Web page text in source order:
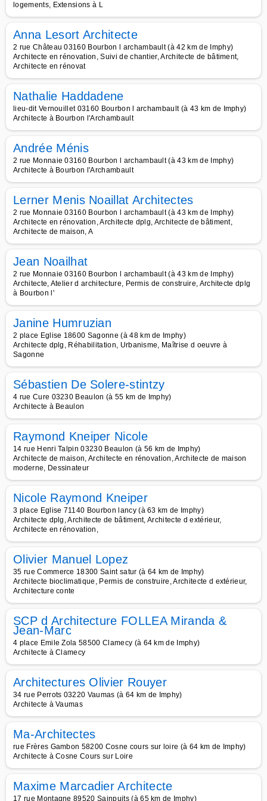
logements, Extensions à L
Anna Lesort Architecte
2 rue Château 03160 Bourbon l archambault (à 42 km de Imphy)
Architecte en rénovation, Suivi de chantier, Architecte de bâtiment,
Architecte en rénovat
Nathalie Haddadene
lieu-dit Vernouillet 03160 Bourbon l archambault (à 43 km de Imphy)
Architecte à Bourbon l'Archambault
Andrée Ménis
2 rue Monnaie 03160 Bourbon l archambault (à 43 km de Imphy)
Architecte à Bourbon l'Archambault
Lerner Menis Noaillat Architectes
2 rue Monnaie 03160 Bourbon l archambault (à 43 km de Imphy)
Architecte en rénovation, Architecte dplg, Architecte de bâtiment,
Architecte de maison, A
Jean Noailhat
2 rue Monnaie 03160 Bourbon l archambault (à 43 km de Imphy)
Architecte, Atelier d architecture, Permis de construire, Architecte dplg
à Bourbon l'
Janine Humruzian
2 place Eglise 18600 Sagonne (à 48 km de Imphy)
Architecte dplg, Réhabilitation, Urbanisme, Maîtrise d oeuvre à
Sagonne
Sébastien De Solere-stintzy
4 rue Cure 03230 Beaulon (à 55 km de Imphy)
Architecte à Beaulon
Raymond Kneiper Nicole
14 rue Henri Talpin 03230 Beaulon (à 56 km de Imphy)
Architecte de maison, Architecte en rénovation, Architecte de maison
moderne, Dessinateur
Nicole Raymond Kneiper
3 place Eglise 71140 Bourbon lancy (à 63 km de Imphy)
Architecte dplg, Architecte de bâtiment, Architecte d extérieur,
Architecte en rénovation,
Olivier Manuel Lopez
35 rue Commerce 18300 Saint satur (à 64 km de Imphy)
Architecte bioclimatique, Permis de construire, Architecte d extérieur,
Architecture conte
SCP d Architecture FOLLEA Miranda &
Jean-Marc
4 place Emile Zola 58500 Clamecy (à 64 km de Imphy)
Architecte à Clamecy
Architectures Olivier Rouyer
34 rue Perrots 03220 Vaumas (à 64 km de Imphy)
Architecte à Vaumas
Ma-Architectes
rue Frères Gambon 58200 Cosne cours sur loire (à 64 km de Imphy)
Architecte à Cosne Cours sur Loire
Maxime Marcadier Architecte
17 rue Montagne 89520 Sainpuits (à 65 km de Imphy)